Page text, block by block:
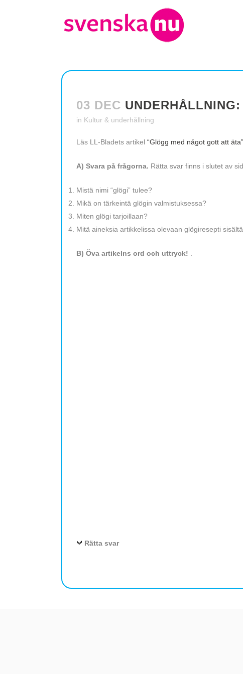
03 DEC
in Kultur & underhållning
Läs LL-Bladets artikel “Glögg med något gott att äta”
A) Svara på frågorna. Rätta svar finns i slutet av
Mistä nimi “glögi” tulee?
Mikä on tärkeintä glögin valmistuksessa?
Miten glögi tarjoillaan?
Mitä aineksia artikkelissa olevaan glögiresepti
B) Öva artikelns ord och uttryck!
Rätta svar